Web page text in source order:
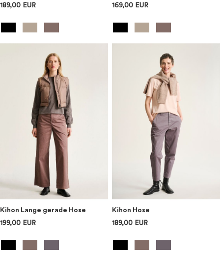
189,00 EUR
169,00 EUR
Kihon Lange gerade Hose
199,00 EUR
Kihon Hose
189,00 EUR